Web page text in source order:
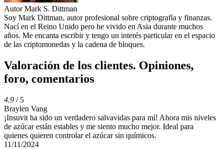
Autor Mark S. Dittman
Soy Mark Dittman, autor profesional sobre criptografía y finanzas.
Nací en el Reino Unido pero he vivido en Asia durante muchos
años. Me encanta escribir y tengo un interés particular en el espacio
de las criptomonedas y la cadena de bloques.
Valoración de los clientes. Opiniones,
foro, comentarios
4.9 / 5
Braylen Vang
¡Insuvit ha sido un verdadero salvavidas para mí! Ahora mis niveles
de azúcar están estables y me siento mucho mejor. Ideal para
quienes quieren controlar el azúcar sin químicos.
11/11/2024